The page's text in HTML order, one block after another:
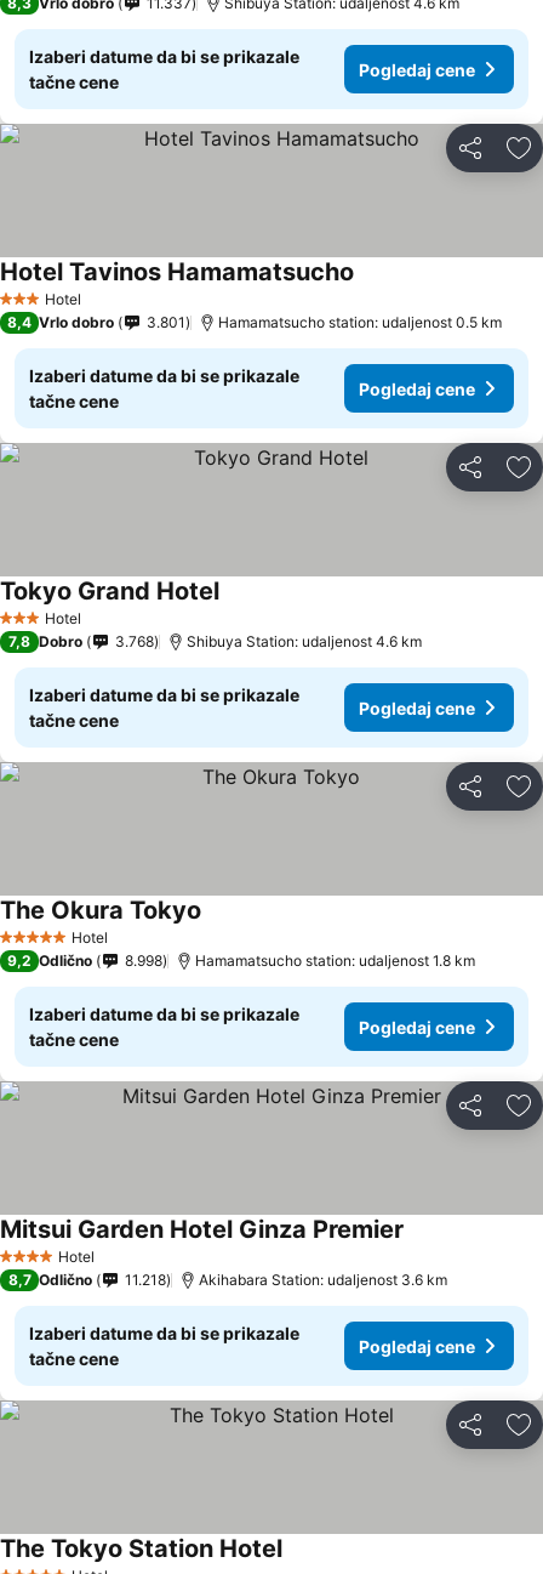
Izaberi datume da bi se prikazale
tačne cene
Pogledaj cene
Deli
3 Zvezdice
Hotel
Hotel Tavinos Hamamatsucho
8,4 Vrlo dobro 3.801 Hamamatsucho station: udaljenost 0.5 km
Izaberi datume da bi se prikazale
tačne cene
Pogledaj cene
Deli
3 Zvezdice
Hotel
Tokyo Grand Hotel
7,8 Dobro 3.768 Shibuya Station: udaljenost 4.6 km
Izaberi datume da bi se prikazale
tačne cene
Pogledaj cene
Deli
5 ZvezdiceHotel
The Okura Tokyo
9,2 Odlično 8.998 Hamamatsucho station: udaljenost 1.8 km
Izaberi datume da bi se prikazale
tačne cene
Pogledaj cene
Deli
4 ZvezdiceHotel
Mitsui Garden Hotel Ginza Premier
8,7 Odlično 11.218 Akihabara Station: udaljenost 3.6 km
Izaberi datume da bi se prikazale
tačne cene
Pogledaj cene
Deli
The Tokyo Station Hotel